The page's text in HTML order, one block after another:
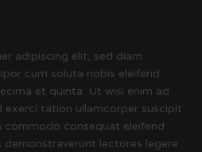
adipiscing elit, sed diam
cum soluta nobis eleifend
et quinta. Ut wisi enim ad
exerci tation ullamcorper suscipit
commodo consequat eleifend
lectores legere